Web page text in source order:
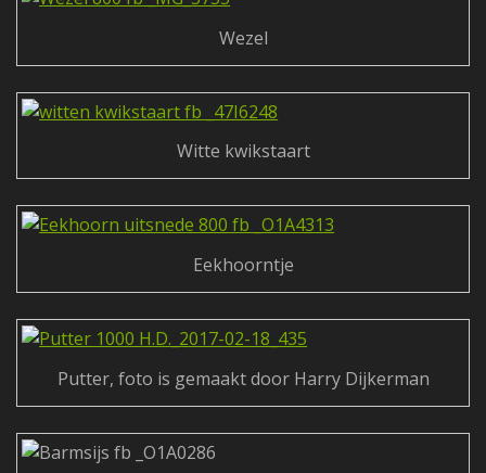
Wezel
Witte kwikstaart
Eekhoorntje
Putter, foto is gemaakt door Harry Dijkerman